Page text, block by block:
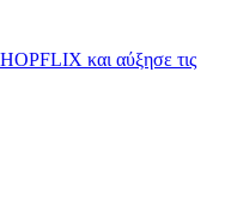
και αύξησε τις